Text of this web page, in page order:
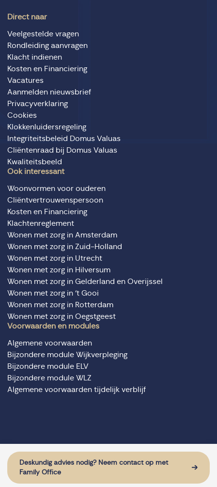
Deskundig advies nodig? Neem contact op met
Family Office
Direct naar
Veelgestelde vragen
Rondleiding aanvragen
Klacht indienen
Kosten en Financiering
Vacatures
Aanmelden nieuwsbrief
Privacyverklaring
Cookies
Klokkenluidersregeling
Integriteitsbeleid Domus Valuas
Cliëntenraad bij Domus Valuas
Kwaliteitsbeeld
Ook interessant
Woonvormen voor ouderen
Cliëntvertrouwenspersoon
Kosten en Financiering
Klachtenreglement
Wonen met zorg in Amsterdam
Wonen met zorg in Zuid-Holland
Wonen met zorg in Utrecht
Wonen met zorg in Hilversum
Wonen met zorg in Gelderland en Overijssel
Wonen met zorg in ‘t Gooi
Wonen met zorg in Rotterdam
Wonen met zorg in Oegstgeest
Voorwaarden en modules
Algemene voorwaarden
Bijzondere module Wijkverpleging
Bijzondere module ELV
Bijzondere module WLZ
Algemene voorwaarden tijdelijk verblijf
Website door: Sturdy Digital